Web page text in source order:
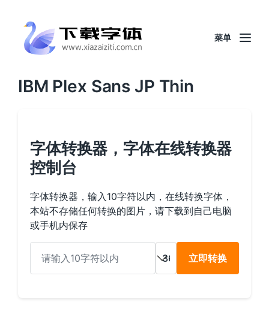
菜单
IBM Plex Sans JP Thin
字体转换器，字体在线转换器
控制台
字体转换器，输入10字符以内，在线转换字体，
本站不存储任何转换的图片，请下载到自己电脑
或手机内保存
立即转换